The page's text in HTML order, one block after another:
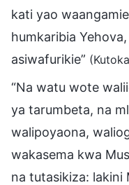
kati yao
humkaribia
asiwafurikie”
“Na watu wote
ya tarumbeta, na
walipoyaona,
wakasema kwa
na tutasikiza: lakini